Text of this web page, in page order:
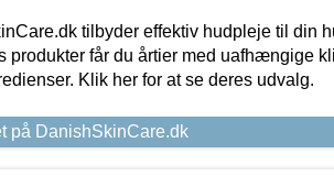
tilbyder effektiv hudpleje til din
produkter får du årtier med uafhængige
Klik her for at se deres udvalg.
på DanishSkinCare.dk